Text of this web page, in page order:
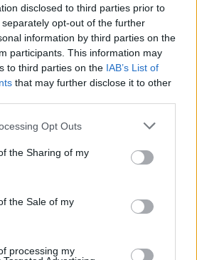
disclosed to third parties prior to
opt-out of the further
information by third parties on the
participants. This information may
to third parties on the IAB’s List of
that may further disclose it to other
Opt Outs
the Sharing of my
the Sale of my
processing my
της Alpha Βank Βασίλης
συμφωνία με την Generali
της Αlpha Bank να
την ανταγωνιστική της θέση
και η σφυρηλάτηση
με εταιρείες που
στην παγκόσμια αγορά,
πλεονέκτημα της Alpha Βank,